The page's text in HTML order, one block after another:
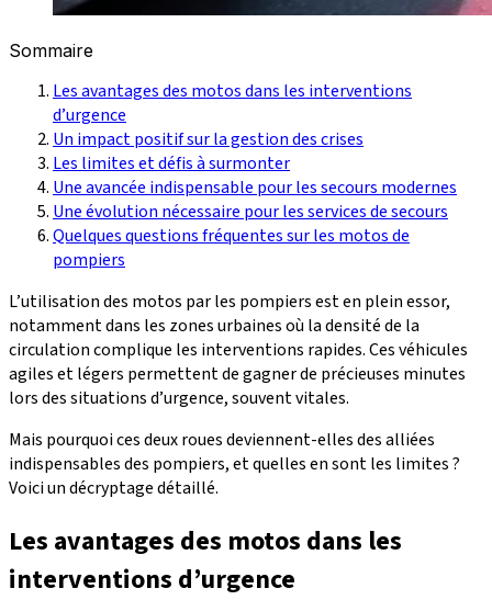
Sommaire
Les avantages des motos dans les interventions
d’urgence
Un impact positif sur la gestion des crises
Les limites et défis à surmonter
Une avancée indispensable pour les secours modernes
Une évolution nécessaire pour les services de secours
Quelques questions fréquentes sur les motos de
pompiers
L’utilisation des motos par les pompiers est en plein essor,
notamment dans les zones urbaines où la densité de la
circulation complique les interventions rapides. Ces véhicules
agiles et légers permettent de gagner de précieuses minutes
lors des situations d’urgence, souvent vitales.
Mais pourquoi ces deux roues deviennent-elles des alliées
indispensables des pompiers, et quelles en sont les limites ?
Voici un décryptage détaillé.
Les avantages des motos dans les
interventions d’urgence